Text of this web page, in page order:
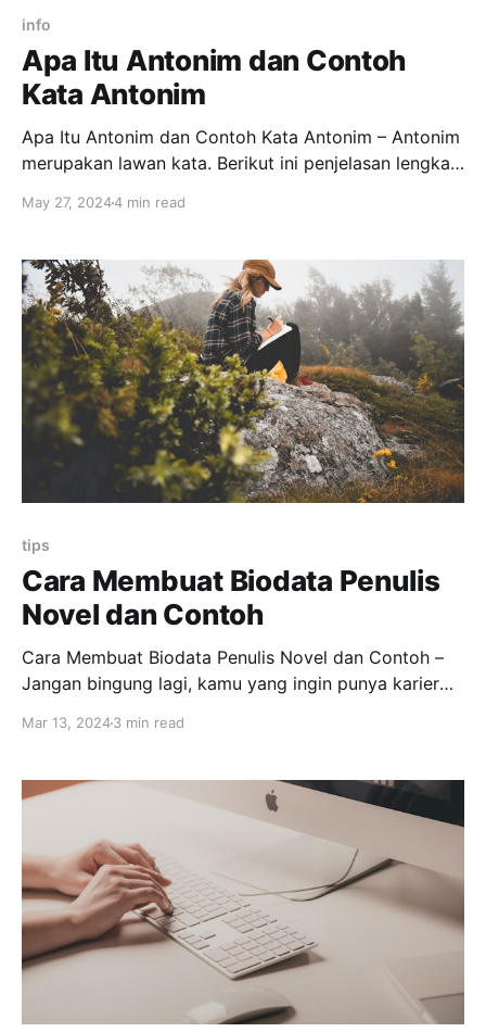
info
Apa Itu Antonim dan Contoh
Kata Antonim
Apa Itu Antonim dan Contoh Kata Antonim – Antonim
merupakan lawan kata. Berikut ini penjelasan lengkap
Antonim dan Contoh Antonim Sebagai seorang
elemen dalam kepenulisan. Dengan mempelajari
elemen tersebut akan membuat penulis mengerti
akan teknik, yang kemudian teknik itu membuat
May 27, 20244 min read
tips
Cara Membuat Biodata Penulis
Novel dan Contoh
Cara Membuat Biodata Penulis Novel dan Contoh –
Jangan bingung lagi, kamu yang ingin punya karier
penulis novel beserta contohnya berikut ini. Cara
penulis novel adalah pencapaian yang luar biasa.
Nah, ketika kamu mencari peluang untuk
memasarkan karya-karymu,
Mar 13, 20243 min read